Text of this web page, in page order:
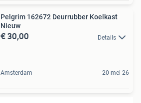
Pelgrim 162672 Deurrubber Koelkast
Nieuw
€ 30,00 Details
Amsterdam 20 mei 26